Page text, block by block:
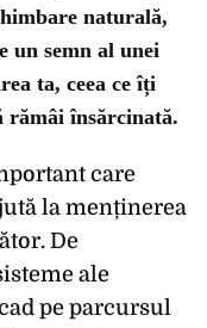
naturală,
un semn al unei
ta, ceea ce îți
rămâi însărcinată.
care
la menținerea
De
ale
pe parcursul